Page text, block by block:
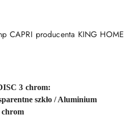
CAPRI producenta KING HOME
3 chrom:
szkło / Aluminium
chrom